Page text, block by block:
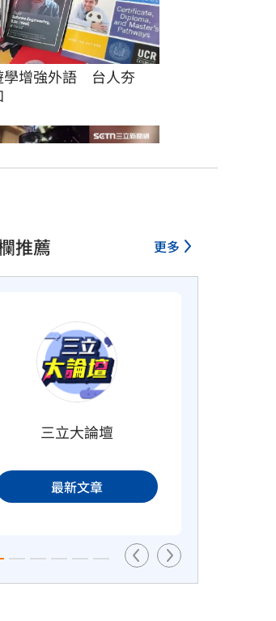
增強外語　台人夯
失守！地中海熱到像
推薦 更多
三立大論壇
最新文章